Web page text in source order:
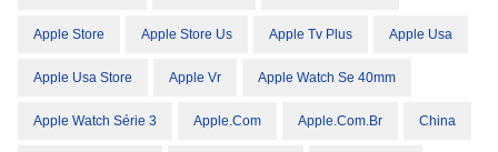
Apple Store Apple Store Us Apple Tv Plus Apple Usa
Apple Usa Store Apple Vr Apple Watch Se 40mm
Apple Watch Série 3 Apple.com Apple.com.br China